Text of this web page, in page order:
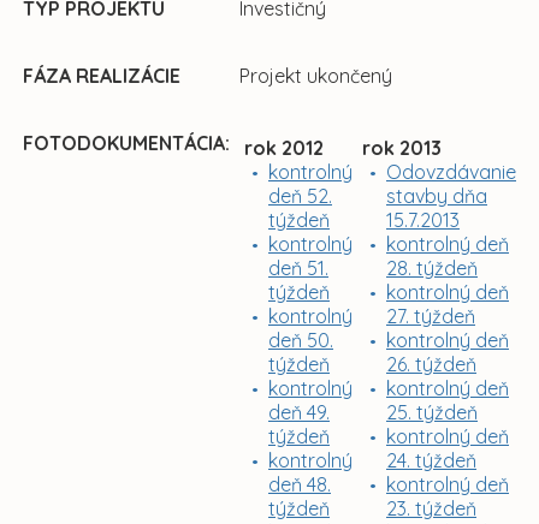
TYP PROJEKTU Investičný
FÁZA REALIZÁCIE Projekt ukončený
FOTODOKUMENTÁCIA:
rok 2012
kontrolný
deň 52.
týždeň
kontrolný
deň 51.
týždeň
kontrolný
deň 50.
týždeň
kontrolný
deň 49.
týždeň
kontrolný
deň 48.
týždeň
rok 2013
Odovzdávanie
stavby dňa
15.7.2013
kontrolný deň
28. týždeň
kontrolný deň
27. týždeň
kontrolný deň
26. týždeň
kontrolný deň
25. týždeň
kontrolný deň
24. týždeň
kontrolný deň
23. týždeň